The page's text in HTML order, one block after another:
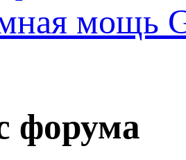
мощь
форума